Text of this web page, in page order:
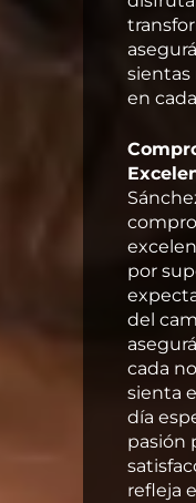
sientas
en
por
del
cada
sienta
día
pasión
refleja